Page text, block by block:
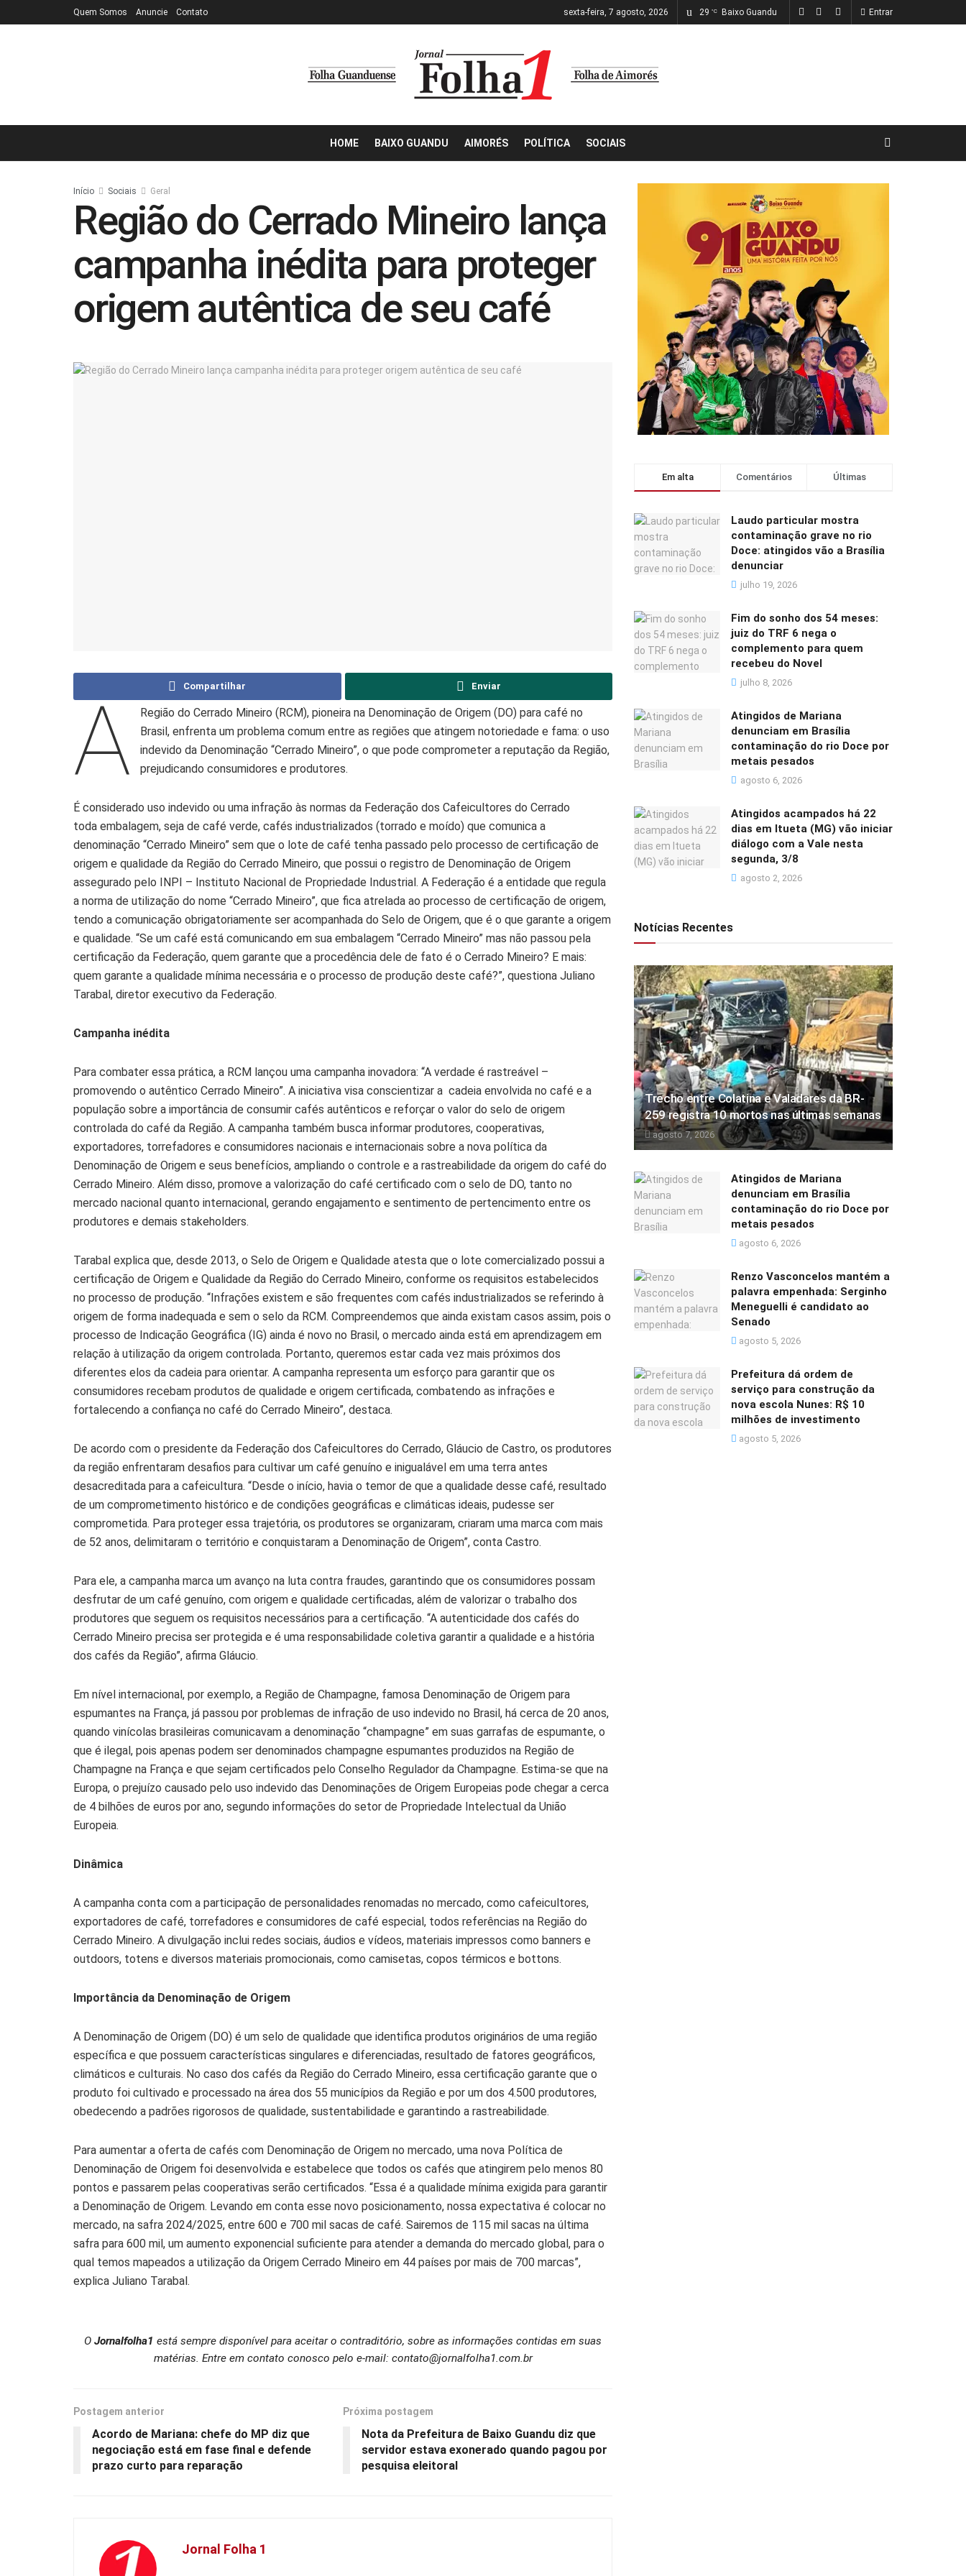
Quem Somos Anuncie Contato sexta-feira, 7 agosto, 2026 29 °C Baixo Guandu Entrar
HOME BAIXO GUANDU AIMORÉS POLÍTICA SOCIAIS
Início Sociais Geral
Região do Cerrado Mineiro lança
campanha inédita para proteger
origem autêntica de seu café
Compartilhar Enviar
A
Região do Cerrado Mineiro (RCM), pioneira na Denominação de Origem (DO) para café no
Brasil, enfrenta um problema comum entre as regiões que atingem notoriedade e fama: o uso
indevido da Denominação “Cerrado Mineiro”, o que pode comprometer a reputação da Região,
prejudicando consumidores e produtores.
É considerado uso indevido ou uma infração às normas da Federação dos Cafeicultores do Cerrado
toda embalagem, seja de café verde, cafés industrializados (torrado e moído) que comunica a
denominação “Cerrado Mineiro” sem que o lote de café tenha passado pelo processo de certificação de
origem e qualidade da Região do Cerrado Mineiro, que possui o registro de Denominação de Origem
assegurado pelo INPI – Instituto Nacional de Propriedade Industrial. A Federação é a entidade que regula
a norma de utilização do nome “Cerrado Mineiro”, que fica atrelada ao processo de certificação de origem,
tendo a comunicação obrigatoriamente ser acompanhada do Selo de Origem, que é o que garante a origem
e qualidade. “Se um café está comunicando em sua embalagem “Cerrado Mineiro” mas não passou pela
certificação da Federação, quem garante que a procedência dele de fato é o Cerrado Mineiro? E mais:
quem garante a qualidade mínima necessária e o processo de produção deste café?”, questiona Juliano
Tarabal, diretor executivo da Federação.
Campanha inédita
Para combater essa prática, a RCM lançou uma campanha inovadora: “A verdade é rastreável –
promovendo o autêntico Cerrado Mineiro”. A iniciativa visa conscientizar a cadeia envolvida no café e a
população sobre a importância de consumir cafés autênticos e reforçar o valor do selo de origem
controlada do café da Região. A campanha também busca informar produtores, cooperativas,
exportadores, torrefadores e consumidores nacionais e internacionais sobre a nova política da
Denominação de Origem e seus benefícios, ampliando o controle e a rastreabilidade da origem do café do
Cerrado Mineiro. Além disso, promove a valorização do café certificado com o selo de DO, tanto no
mercado nacional quanto internacional, gerando engajamento e sentimento de pertencimento entre os
produtores e demais stakeholders.
Tarabal explica que, desde 2013, o Selo de Origem e Qualidade atesta que o lote comercializado possui a
certificação de Origem e Qualidade da Região do Cerrado Mineiro, conforme os requisitos estabelecidos
no processo de produção. “Infrações existem e são frequentes com cafés industrializados se referindo à
origem de forma inadequada e sem o selo da RCM. Compreendemos que ainda existam casos assim, pois o
processo de Indicação Geográfica (IG) ainda é novo no Brasil, o mercado ainda está em aprendizagem em
relação à utilização da origem controlada. Portanto, queremos estar cada vez mais próximos dos
diferentes elos da cadeia para orientar. A campanha representa um esforço para garantir que os
consumidores recebam produtos de qualidade e origem certificada, combatendo as infrações e
fortalecendo a confiança no café do Cerrado Mineiro”, destaca.
De acordo com o presidente da Federação dos Cafeicultores do Cerrado, Gláucio de Castro, os produtores
da região enfrentaram desafios para cultivar um café genuíno e inigualável em uma terra antes
desacreditada para a cafeicultura. “Desde o início, havia o temor de que a qualidade desse café, resultado
de um comprometimento histórico e de condições geográficas e climáticas ideais, pudesse ser
comprometida. Para proteger essa trajetória, os produtores se organizaram, criaram uma marca com mais
de 52 anos, delimitaram o território e conquistaram a Denominação de Origem”, conta Castro.
Para ele, a campanha marca um avanço na luta contra fraudes, garantindo que os consumidores possam
desfrutar de um café genuíno, com origem e qualidade certificadas, além de valorizar o trabalho dos
produtores que seguem os requisitos necessários para a certificação. “A autenticidade dos cafés do
Cerrado Mineiro precisa ser protegida e é uma responsabilidade coletiva garantir a qualidade e a história
dos cafés da Região”, afirma Gláucio.
Em nível internacional, por exemplo, a Região de Champagne, famosa Denominação de Origem para
espumantes na França, já passou por problemas de infração de uso indevido no Brasil, há cerca de 20 anos,
quando vinícolas brasileiras comunicavam a denominação “champagne” em suas garrafas de espumante, o
que é ilegal, pois apenas podem ser denominados champagne espumantes produzidos na Região de
Champagne na França e que sejam certificados pelo Conselho Regulador da Champagne. Estima-se que na
Europa, o prejuízo causado pelo uso indevido das Denominações de Origem Europeias pode chegar a cerca
de 4 bilhões de euros por ano, segundo informações do setor de Propriedade Intelectual da União
Europeia.
Dinâmica
A campanha conta com a participação de personalidades renomadas no mercado, como cafeicultores,
exportadores de café, torrefadores e consumidores de café especial, todos referências na Região do
Cerrado Mineiro. A divulgação inclui redes sociais, áudios e vídeos, materiais impressos como banners e
outdoors, totens e diversos materiais promocionais, como camisetas, copos térmicos e bottons.
Importância da Denominação de Origem
A Denominação de Origem (DO) é um selo de qualidade que identifica produtos originários de uma região
específica e que possuem características singulares e diferenciadas, resultado de fatores geográficos,
climáticos e culturais. No caso dos cafés da Região do Cerrado Mineiro, essa certificação garante que o
produto foi cultivado e processado na área dos 55 municípios da Região e por um dos 4.500 produtores,
obedecendo a padrões rigorosos de qualidade, sustentabilidade e garantindo a rastreabilidade.
Para aumentar a oferta de cafés com Denominação de Origem no mercado, uma nova Política de
Denominação de Origem foi desenvolvida e estabelece que todos os cafés que atingirem pelo menos 80
pontos e passarem pelas cooperativas serão certificados. “Essa é a qualidade mínima exigida para garantir
a Denominação de Origem. Levando em conta esse novo posicionamento, nossa expectativa é colocar no
mercado, na safra 2024/2025, entre 600 e 700 mil sacas de café. Sairemos de 115 mil sacas na última
safra para 600 mil, um aumento exponencial suficiente para atender a demanda do mercado global, para o
qual temos mapeados a utilização da Origem Cerrado Mineiro em 44 países por mais de 700 marcas”,
explica Juliano Tarabal.
O Jornalfolha1 está sempre disponível para aceitar o contraditório, sobre as informações contidas em suas
matérias. Entre em contato conosco pelo e-mail: contato@jornalfolha1.com.br
Postagem anterior
Acordo de Mariana: chefe do MP diz que
negociação está em fase final e defende
prazo curto para reparação
Próxima postagem
Nota da Prefeitura de Baixo Guandu diz que
servidor estava exonerado quando pagou por
pesquisa eleitoral
Jornal Folha 1
Em alta Comentários Últimas
Laudo particular mostra
contaminação grave no rio
Doce: atingidos vão a Brasília
denunciar
julho 19, 2026
Fim do sonho dos 54 meses:
juiz do TRF 6 nega o
complemento para quem
recebeu do Novel
julho 8, 2026
Atingidos de Mariana
denunciam em Brasília
contaminação do rio Doce por
metais pesados
agosto 6, 2026
Atingidos acampados há 22
dias em Itueta (MG) vão iniciar
diálogo com a Vale nesta
segunda, 3/8
agosto 2, 2026
Notícias Recentes
Trecho entre Colatina e Valadares da BR-
259 registra 10 mortos nas últimas semanas
agosto 7, 2026
Atingidos de Mariana
denunciam em Brasília
contaminação do rio Doce por
metais pesados
agosto 6, 2026
Renzo Vasconcelos mantém a
palavra empenhada: Serginho
Meneguelli é candidato ao
Senado
agosto 5, 2026
Prefeitura dá ordem de
serviço para construção da
nova escola Nunes: R$ 10
milhões de investimento
agosto 5, 2026